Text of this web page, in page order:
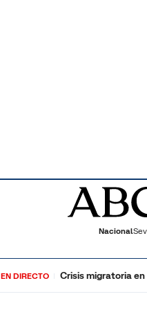
Nacional
EN DIRECTO Crisis migratoria